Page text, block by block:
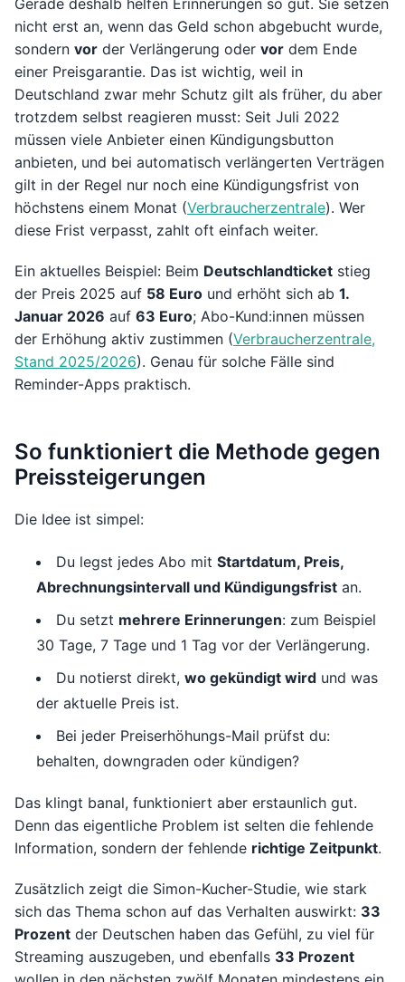
Gerade deshalb helfen Erinnerungen so gut. Sie setzen
nicht erst an, wenn das Geld schon abgebucht wurde,
sondern vor der Verlängerung oder vor dem Ende
einer Preisgarantie. Das ist wichtig, weil in
Deutschland zwar mehr Schutz gilt als früher, du aber
trotzdem selbst reagieren musst: Seit Juli 2022
müssen viele Anbieter einen Kündigungsbutton
anbieten, und bei automatisch verlängerten Verträgen
gilt in der Regel nur noch eine Kündigungsfrist von
höchstens einem Monat (Verbraucherzentrale). Wer
diese Frist verpasst, zahlt oft einfach weiter.
Ein aktuelles Beispiel: Beim Deutschlandticket stieg
der Preis 2025 auf 58 Euro und erhöht sich ab 1.
Januar 2026 auf 63 Euro; Abo-Kund:innen müssen
der Erhöhung aktiv zustimmen (Verbraucherzentrale,
Stand 2025/2026). Genau für solche Fälle sind
Reminder-Apps praktisch.
So funktioniert die Methode gegen
Preissteigerungen
Die Idee ist simpel:
Du legst jedes Abo mit Startdatum, Preis,
Abrechnungsintervall und Kündigungsfrist an.
Du setzt mehrere Erinnerungen: zum Beispiel
30 Tage, 7 Tage und 1 Tag vor der Verlängerung.
Du notierst direkt, wo gekündigt wird und was
der aktuelle Preis ist.
Bei jeder Preiserhöhungs-Mail prüfst du:
behalten, downgraden oder kündigen?
Das klingt banal, funktioniert aber erstaunlich gut.
Denn das eigentliche Problem ist selten die fehlende
Information, sondern der fehlende richtige Zeitpunkt.
Zusätzlich zeigt die Simon-Kucher-Studie, wie stark
sich das Thema schon auf das Verhalten auswirkt: 33
Prozent der Deutschen haben das Gefühl, zu viel für
Streaming auszugeben, und ebenfalls 33 Prozent